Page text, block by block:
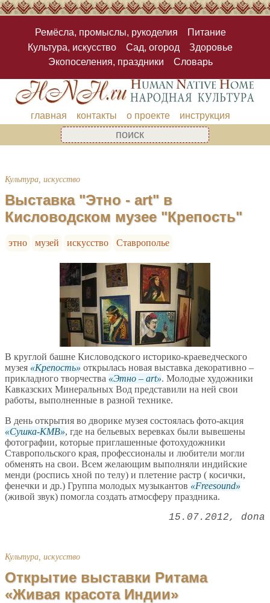
Ремёсла, промыслы, рукоделия
Питание
Культура, искусство
Сад, огород
Здоровье
Экопоселения, праздники
Словарь
главная контакты о проекте инструкция
Культура, искусство
Выставка "Этно - art" в
Кисловодском музее "Крепость"
этно музей искусство Ставрополье
В круглой башне Кисловодского историко-краеведческого
музея
Крепость
открылась новая выставка декоративно –
прикладного творчества
Этно – art . Молодые художники
Кавказских Минеральных Вод представили на ней свои
работы, выполненные в разной технике.
В день открытия во дворике музея состоялась фото-акция
Сушка-КМВ , где на бельевых веревках были вывешены
фотографии, которые приглашенные фотохудожники
Ставропольского края, профессионалы и любители могли
обменять на свои. Всем желающим выполняли индийские
менди (роспись хной по телу) и плетение растр ( косички,
фенечки и др.) Группа молодых музыкантов
Freesound
(живой звук) помогла создать атмосферу праздника.
15.07.2012 dona
Культура, искусство
Открытие выставки Ритама
«Живая красота Индии»